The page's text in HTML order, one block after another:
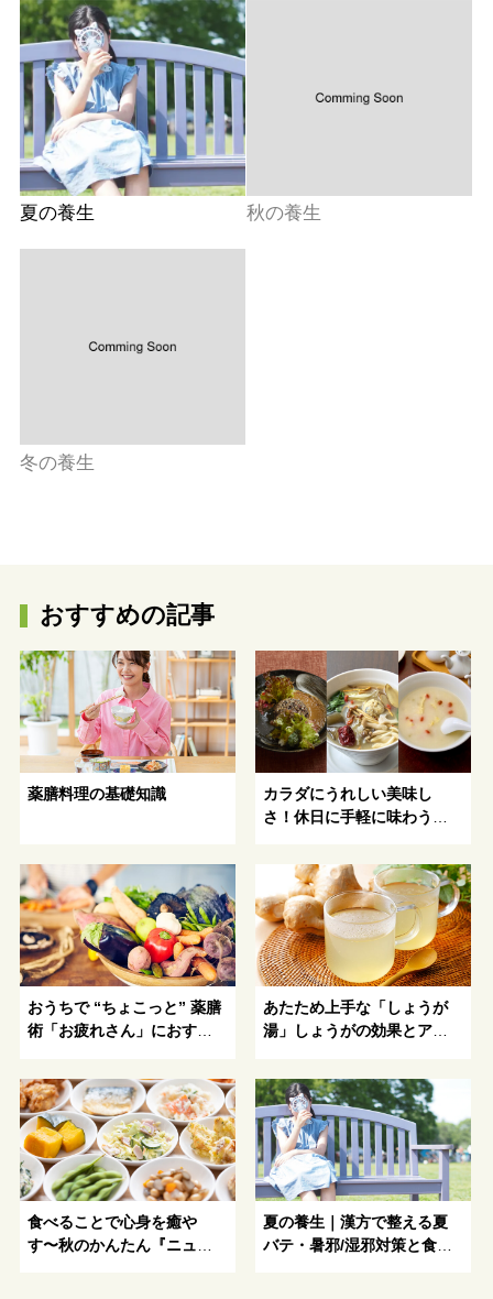
夏の養生 秋の養生
冬の養生
おすすめの記事
薬膳料理の基礎知識
カラダにうれしい美味し
さ！休日に手軽に味わう
線・みなとみらい線の注目
店3選〜
おうちで “ちょこっと” 薬膳
術「お疲れさん」におすす
あたため上手な「しょうが
湯」しょうがの効果とアレ
食べることで心身を癒や
す〜秋のかんたん『ニュー
夏の養生｜漢方で整える夏
バテ・暑邪/湿邪対策と食